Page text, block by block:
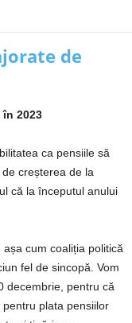
de
2023
ca pensiile să
creșterea de la
că la începutul anului
așa cum coaliția politică
fel de sincopă. Vom
decembrie, pentru că
plata pensiilor